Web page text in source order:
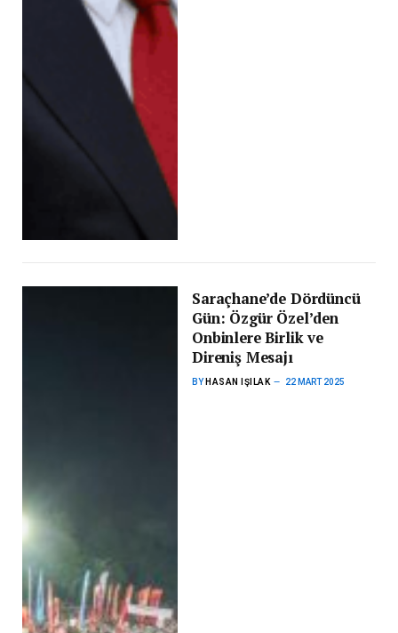
Saraçhane’de Dördüncü
Gün: Özgür Özel’den
Onbinlere Birlik ve
Direniş Mesajı
BY HASAN IŞILAK 22 MART 2025